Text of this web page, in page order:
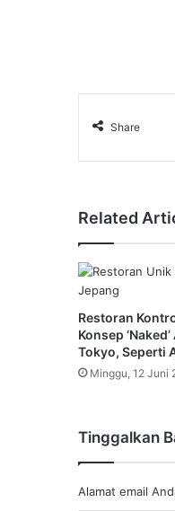
Share
Related
Restoran
Konsep
Tokyo, Seperti
Minggu, 12 Juni
Tinggalkan
Alamat email